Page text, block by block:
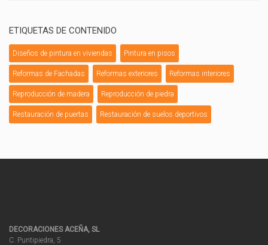
ETIQUETAS DE CONTENIDO
Diseños de pintura en viviendas Pintura en pisos
Reformas de Fachadas Reformas exteriores Reformas interiores
Reproducción de madera Reproducción de piedra
Restauración de puertas Restauración de suelos deportivos
DECORACIONES ACEÑA, SL
C. Puntipiedra, 5